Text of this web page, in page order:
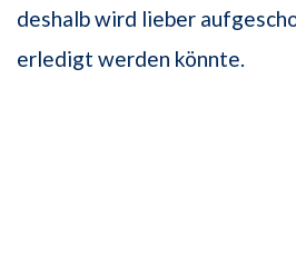
deshalb wird lieber
erledigt werden könnte.